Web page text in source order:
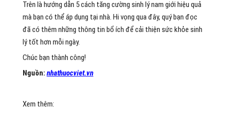
Trên là hướng dẫn 5 cách tăng cường sinh lý nam giới hiệu quả
mà bạn có thể áp dụng tại nhà. Hi vọng qua đây, quý bạn đọc
đã có thêm những thông tin bổ ích để cải thiện sức khỏe sinh
lý tốt hơn mỗi ngày.
Chúc bạn thành công!
Nguồn: nhathuocviet.vn
Xem thêm: